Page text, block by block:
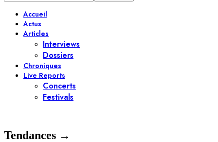
Accueil
Actus
Articles
Interviews
Dossiers
Chroniques
Live Reports
Concerts
Festivals
Tendances →